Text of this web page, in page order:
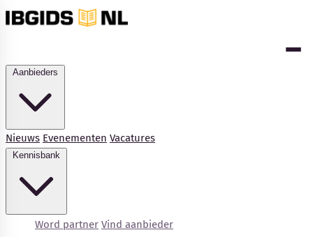
Nieuws Evenementen Vacatures
Word partner Vind aanbieder
Cybersecurity-vacatures